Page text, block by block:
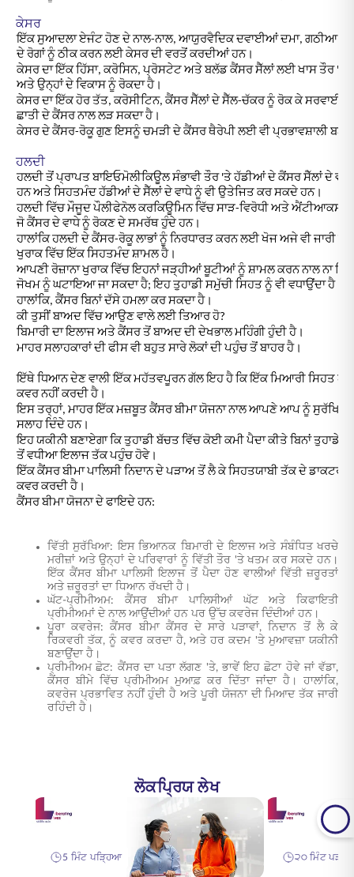
ਕੇਸਰ
ਇੱਕ ਸੁਆਦਲਾ ਏਜੰਟ ਹੋਣ ਦੇ ਨਾਲ-ਨਾਲ, ਆਯੁਰਵੈਦਿਕ ਦਵਾਈਆਂ ਦਮਾ, ਗਠੀਆ,
ਦੇ ਰੋਗਾਂ ਨੂੰ ਠੀਕ ਕਰਨ ਲਈ ਕੇਸਰ ਦੀ ਵਰਤੋਂ ਕਰਦੀਆਂ ਹਨ।
ਕੇਸਰ ਦਾ ਇੱਕ ਹਿੱਸਾ, ਕਰੋਸਿਨ, ਪ੍ਰੋਸਟੇਟ ਅਤੇ ਬਲੱਡ ਕੈਂਸਰ ਸੈੱਲਾਂ ਲਈ ਖਾਸ ਤੌਰ 'ਤੇ
ਅਤੇ ਉਨ੍ਹਾਂ ਦੇ ਵਿਕਾਸ ਨੂੰ ਰੋਕਦਾ ਹੈ।
ਕੇਸਰ ਦਾ ਇੱਕ ਹੋਰ ਤੱਤ, ਕਰੋਸੀਟਿਨ, ਕੈਂਸਰ ਸੈੱਲਾਂ ਦੇ ਸੈੱਲ-ਚੱਕਰ ਨੂੰ ਰੋਕ ਕੇ
ਛਾਤੀ ਦੇ ਕੈਂਸਰ ਨਾਲ ਲੜ ਸਕਦਾ ਹੈ।
ਕੇਸਰ ਦੇ ਕੈਂਸਰ-ਰੋਕੂ ਗੁਣ ਇਸਨੂੰ ਚਮੜੀ ਦੇ ਕੈਂਸਰ ਥੈਰੇਪੀ ਲਈ ਵੀ ਪ੍ਰਭਾਵਸ਼ਾਲੀ
ਹਲਦੀ
ਹਲਦੀ ਤੋਂ ਪ੍ਰਾਪਤ ਬਾਇਓਮੋਲੀਕਿਊਲ ਸੰਭਾਵੀ ਤੌਰ 'ਤੇ ਹੱਡੀਆਂ ਦੇ ਕੈਂਸਰ ਸੈੱਲਾਂ ਦੇ
ਹਨ ਅਤੇ ਸਿਹਤਮੰਦ ਹੱਡੀਆਂ ਦੇ ਸੈੱਲਾਂ ਦੇ ਵਾਧੇ ਨੂੰ ਵੀ ਉਤੇਜਿਤ ਕਰ ਸਕਦੇ ਹਨ।
ਹਲਦੀ ਵਿੱਚ ਮੌਜੂਦ ਪੌਲੀਫੇਨੋਲ ਕਰਕਿਊਮਿਨ ਵਿੱਚ ਸਾੜ-ਵਿਰੋਧੀ ਅਤੇ
ਜੋ ਕੈਂਸਰ ਦੇ ਵਾਧੇ ਨੂੰ ਰੋਕਣ ਦੇ ਸਮਰੱਥ ਹੁੰਦੇ ਹਨ।
ਹਾਲਾਂਕਿ ਹਲਦੀ ਦੇ ਕੈਂਸਰ-ਰੋਕੂ ਲਾਭਾਂ ਨੂੰ ਨਿਰਧਾਰਤ ਕਰਨ ਲਈ ਖੋਜ ਅਜੇ ਵੀ ਜਾਰੀ ਹੈ,
ਖੁਰਾਕ ਵਿੱਚ ਇੱਕ ਸਿਹਤਮੰਦ ਸ਼ਾਮਲ ਹੈ।
ਆਪਣੀ ਰੋਜ਼ਾਨਾ ਖੁਰਾਕ ਵਿੱਚ ਇਹਨਾਂ ਜੜ੍ਹੀਆਂ ਬੂਟੀਆਂ ਨੂੰ ਸ਼ਾਮਲ ਕਰਨ ਨਾਲ ਨਾ
ਜੋਖਮ ਨੂੰ ਘਟਾਇਆ ਜਾ ਸਕਦਾ ਹੈ; ਇਹ ਤੁਹਾਡੀ ਸਮੁੱਚੀ ਸਿਹਤ ਨੂੰ ਵੀ ਵਧਾਉਂਦਾ ਹੈ।
ਹਾਲਾਂਕਿ, ਕੈਂਸਰ ਬਿਨਾਂ ਦੱਸੇ ਹਮਲਾ ਕਰ ਸਕਦਾ ਹੈ।
ਕੀ ਤੁਸੀਂ ਬਾਅਦ ਵਿੱਚ ਆਉਣ ਵਾਲੇ ਲਈ ਤਿਆਰ ਹੋ?
ਬਿਮਾਰੀ ਦਾ ਇਲਾਜ ਅਤੇ ਕੈਂਸਰ ਤੋਂ ਬਾਅਦ ਦੀ ਦੇਖਭਾਲ ਮਹਿੰਗੀ ਹੁੰਦੀ ਹੈ।
ਮਾਹਰ ਸਲਾਹਕਾਰਾਂ ਦੀ ਫੀਸ ਵੀ ਬਹੁਤ ਸਾਰੇ ਲੋਕਾਂ ਦੀ ਪਹੁੰਚ ਤੋਂ ਬਾਹਰ ਹੈ।
ਇੱਥੇ ਧਿਆਨ ਦੇਣ ਵਾਲੀ ਇੱਕ ਮਹੱਤਵਪੂਰਨ ਗੱਲ ਇਹ ਹੈ ਕਿ ਇੱਕ ਮਿਆਰੀ ਸਿਹਤ
ਕਵਰ ਨਹੀਂ ਕਰਦੀ ਹੈ।
ਇਸ ਤਰ੍ਹਾਂ, ਮਾਹਰ ਇੱਕ ਮਜ਼ਬੂਤ ​​ਕੈਂਸਰ ਬੀਮਾ ਯੋਜਨਾ ਨਾਲ ਆਪਣੇ ਆਪ ਨੂੰ
ਸਲਾਹ ਦਿੰਦੇ ਹਨ।
ਇਹ ਯਕੀਨੀ ਬਣਾਏਗਾ ਕਿ ਤੁਹਾਡੀ ਬੱਚਤ ਵਿੱਚ ਕੋਈ ਕਮੀ ਪੈਦਾ ਕੀਤੇ ਬਿਨਾਂ ਤੁਹਾਡੇ
ਤੋਂ ਵਧੀਆ ਇਲਾਜ ਤੱਕ ਪਹੁੰਚ ਹੋਵੇ।
ਇੱਕ ਕੈਂਸਰ ਬੀਮਾ ਪਾਲਿਸੀ ਨਿਦਾਨ ਦੇ ਪੜਾਅ ਤੋਂ ਲੈ ਕੇ ਸਿਹਤਯਾਬੀ ਤੱਕ ਦੇ
ਕਵਰ ਕਰਦੀ ਹੈ।
ਕੈਂਸਰ ਬੀਮਾ ਯੋਜਨਾ ਦੇ ਫਾਇਦੇ ਹਨ:
ਵਿੱਤੀ ਸੁਰੱਖਿਆ: ਇਸ ਭਿਆਨਕ ਬਿਮਾਰੀ ਦੇ ਇਲਾਜ ਅਤੇ ਸੰਬੰਧਿਤ ਖਰਚੇ
ਮਰੀਜ਼ਾਂ ਅਤੇ ਉਨ੍ਹਾਂ ਦੇ ਪਰਿਵਾਰਾਂ ਨੂੰ ਵਿੱਤੀ ਤੌਰ 'ਤੇ ਖਤਮ ਕਰ ਸਕਦੇ ਹਨ।
ਇੱਕ ਕੈਂਸਰ ਬੀਮਾ ਪਾਲਿਸੀ ਇਲਾਜ ਤੋਂ ਪੈਦਾ ਹੋਣ ਵਾਲੀਆਂ ਵਿੱਤੀ ਜ਼ਰੂਰਤਾਂ
ਅਤੇ ਜ਼ਰੂਰਤਾਂ ਦਾ ਧਿਆਨ ਰੱਖਦੀ ਹੈ।
ਘੱਟ-ਪ੍ਰੀਮੀਅਮ: ਕੈਂਸਰ ਬੀਮਾ ਪਾਲਿਸੀਆਂ ਘੱਟ ਅਤੇ ਕਿਫਾਇਤੀ
ਪ੍ਰੀਮੀਅਮਾਂ ਦੇ ਨਾਲ ਆਉਂਦੀਆਂ ਹਨ ਪਰ ਉੱਚ ਕਵਰੇਜ ਦਿੰਦੀਆਂ ਹਨ।
ਪੂਰਾ ਕਵਰੇਜ: ਕੈਂਸਰ ਬੀਮਾ ਕੈਂਸਰ ਦੇ ਸਾਰੇ ਪੜਾਵਾਂ, ਨਿਦਾਨ ਤੋਂ ਲੈ ਕੇ
ਰਿਕਵਰੀ ਤੱਕ, ਨੂੰ ਕਵਰ ਕਰਦਾ ਹੈ, ਅਤੇ ਹਰ ਕਦਮ 'ਤੇ ਮੁਆਵਜ਼ਾ ਯਕੀਨੀ
ਬਣਾਉਂਦਾ ਹੈ।
ਪ੍ਰੀਮੀਅਮ ਛੋਟ: ਕੈਂਸਰ ਦਾ ਪਤਾ ਲੱਗਣ 'ਤੇ, ਭਾਵੇਂ ਇਹ ਛੋਟਾ ਹੋਵੇ ਜਾਂ ਵੱਡਾ,
ਕੈਂਸਰ ਬੀਮੇ ਵਿੱਚ ਪ੍ਰੀਮੀਅਮ ਮੁਆਫ਼ ਕਰ ਦਿੱਤਾ ਜਾਂਦਾ ਹੈ। ਹਾਲਾਂਕਿ,
ਕਵਰੇਜ ਪ੍ਰਭਾਵਿਤ ਨਹੀਂ ਹੁੰਦੀ ਹੈ ਅਤੇ ਪੂਰੀ ਯੋਜਨਾ ਦੀ ਮਿਆਦ ਤੱਕ ਜਾਰੀ
ਰਹਿੰਦੀ ਹੈ।
ਲੋਕਪ੍ਰਿਯ ਲੇਖ
5 ਮਿੰਟ ਪੜ੍ਹਿਆ ੨੦ ਮਿੰਟ ਪੜ੍ਹੇ